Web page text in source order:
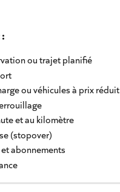
ou trajet planifié
ou véhicules à prix réduit
et au kilomètre
(stopover)
abonnements